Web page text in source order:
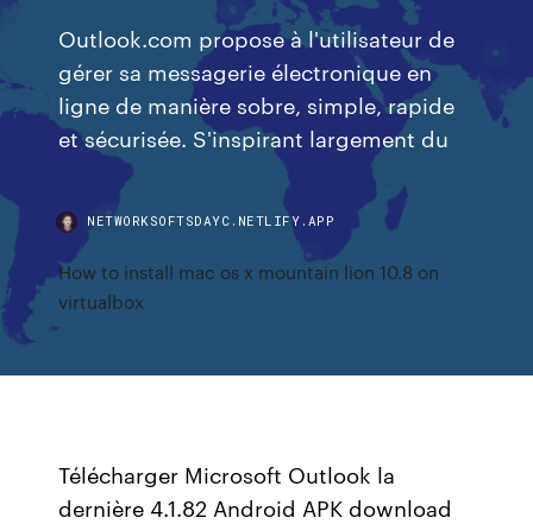
Outlook.com propose à l'utilisateur de
gérer sa messagerie électronique en
ligne de manière sobre, simple, rapide
et sécurisée. S'inspirant largement du
NETWORKSOFTSDAYC.NETLIFY.APP
How to install mac os x mountain lion 10.8 on
virtualbox
Télécharger Microsoft Outlook la
dernière 4.1.82 Android APK download